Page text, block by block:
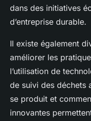
dans des initiatives
d’entreprise durable.
Il existe également
améliorer les
l’utilisation de
de suivi des déchets
se produit et
innovantes